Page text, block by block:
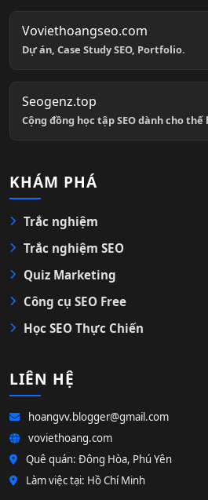
Voviethoangseo.com
Dự án, Case Study SEO, Portfolio.
Seogenz.top
Cộng đồng học tập SEO dành cho thế
KHÁM PHÁ
Trắc nghiệm
Trắc nghiệm SEO
Quiz Marketing
Công cụ SEO Free
Học SEO Thực Chiến
LIÊN HỆ
hoangvv.blogger@gmail.com
voviethoang.com
Quê quán: Đông Hòa, Phú Yên
Làm việc tại: Hồ Chí Minh